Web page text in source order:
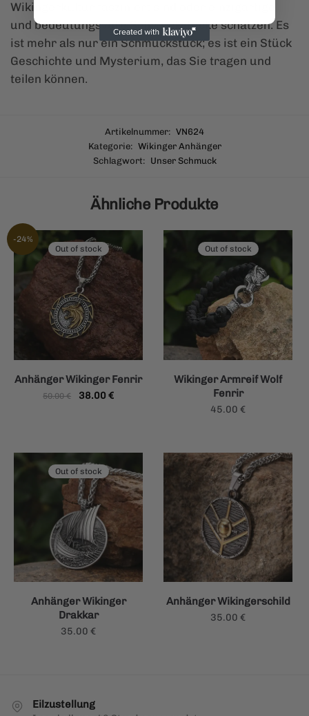
Wikingerkultur fasziniert sind oder einzigartige
und bedeutungsvolle Schmuckstücke schätzen. Es
ist mehr als nur ein Schmuckstück; es ist ein Stück
Geschichte und Mysterium, das Sie tragen und
teilen können.
Artikelnummer: VN624
Kategorie: Wikinger Anhänger
Schlagwort: Unser Schmuck
Ähnliche Produkte
-24%
Out of stock
Anhänger Wikinger Fenrir
50.00€
Ursprünglicher
38.00€Aktueller
Out of stock
Wikinger Armreif Wolf
Fenrir
45.00€
Out of stock
Anhänger Wikinger
Drakkar
35.00€
Anhänger Wikingerschild
35.00€
Eilzustellung